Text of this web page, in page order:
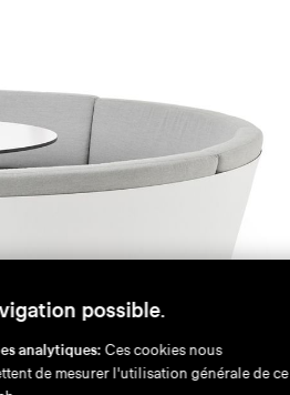
possible.
analytiques: Ces cookies nous
de mesurer l'utilisation générale de ce